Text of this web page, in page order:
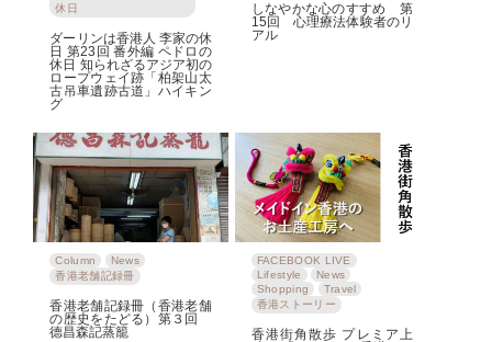
休日
ダーリンは香港人 李家の休
日 第23回 番外編 ペドロの
休日 知られざるアジア初の
ロープウェイ跡「柏架山太
古吊車遺跡古道」ハイキン
グ
しなやかな心のすすめ 第
15回 心理療法体験者のリ
アル
Column
News
香港老舗記録冊
香港老舗記録冊（香港老舗
の歴史をたどる）第３回
德昌森記蒸籠
FACEBOOK LIVE
Lifestyle
News
Shopping
Travel
香港ストーリー
香港街角散歩 プレミア上